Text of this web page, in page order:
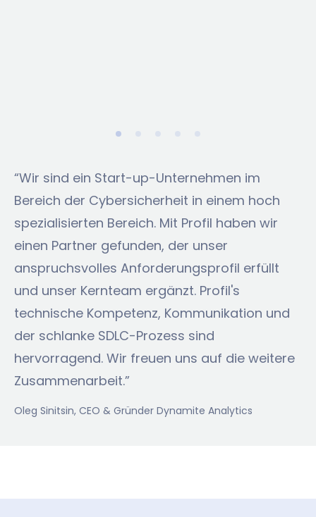
“Wir sind ein Start-up-Unternehmen im
Bereich der Cybersicherheit in einem hoch
spezialisierten Bereich. Mit Profil haben wir
einen Partner gefunden, der unser
anspruchsvolles Anforderungsprofil erfüllt
und unser Kernteam ergänzt. Profil's
technische Kompetenz, Kommunikation und
der schlanke SDLC-Prozess sind
hervorragend. Wir freuen uns auf die weitere
Zusammenarbeit.”
Oleg Sinitsin, CEO & Gründer Dynamite Analytics